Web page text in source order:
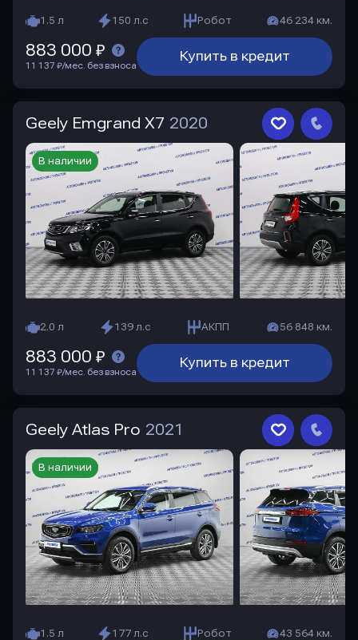
1.5 л 150 л.с Робот 46 234 км.
Купить в кредит
883 000 ₽
11 137 ₽/мес. без взноса
Geely Emgrand X7 2020
2.0 л 139 л.с АКПП 56 848 км.
В наличии
Купить в кредит
883 000 ₽
11 137 ₽/мес. без взноса
Geely Atlas Pro 2021
1.5 л 177 л.с Робот 43 564 км.
В наличии